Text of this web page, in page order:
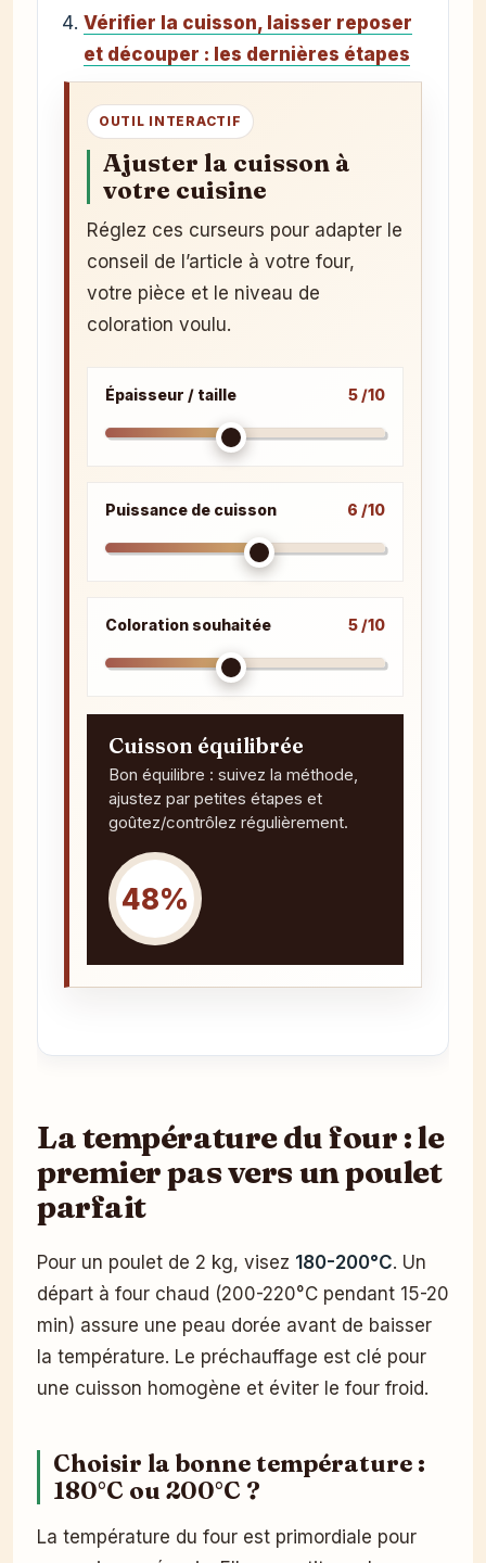
Vérifier la cuisson, laisser reposer
et découper : les dernières étapes
OUTIL INTERACTIF
Ajuster la cuisson à
votre cuisine
Réglez ces curseurs pour adapter le
conseil de l’article à votre four,
votre pièce et le niveau de
coloration voulu.
Épaisseur / taille 5 /10
Puissance de cuisson 6 /10
Coloration souhaitée 5 /10
Cuisson équilibrée
Bon équilibre : suivez la méthode,
ajustez par petites étapes et
goûtez/contrôlez régulièrement.
48%
La température du four : le
premier pas vers un poulet
parfait
Pour un poulet de 2 kg, visez 180-200°C. Un
départ à four chaud (200-220°C pendant 15-20
min) assure une peau dorée avant de baisser
la température. Le préchauffage est clé pour
une cuisson homogène et éviter le four froid.
Choisir la bonne température :
180°C ou 200°C ?
La température du four est primordiale pour